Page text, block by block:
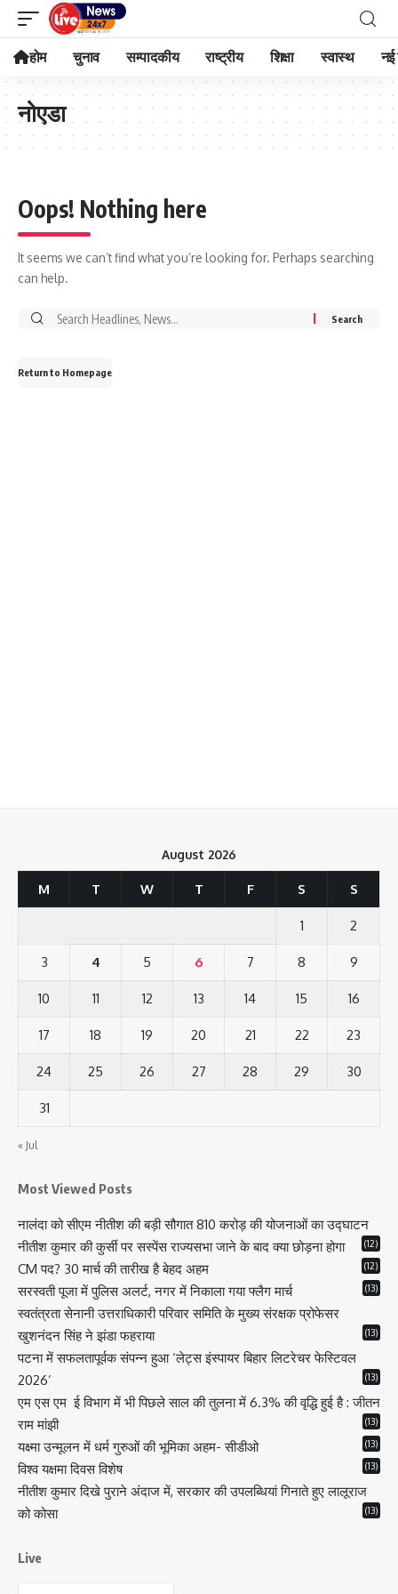
होम चुनाव सम्पादकीय राष्ट्रीय शिक्षा स्वास्थ नई
नोएडा
Oops! Nothing here
It seems we can’t find what you’re looking for. Perhaps searching
can help.
Search
Return to Homepage
August 2026
M T W T F S S
1 2
3 4 5 6 7 8 9
10 11 12 13 14 15 16
17 18 19 20 21 22 23
24 25 26 27 28 29 30
31
« Jul
Most Viewed Posts
नालंदा को सीएम नीतीश की बड़ी सौगात 810 करोड़ की योजनाओं का उद्घाटन
(12)
नीतीश कुमार की कुर्सी पर सस्पेंस राज्यसभा जाने के बाद क्या छोड़ना होगा
CM पद? 30 मार्च की तारीख है बेहद अहम
(12)
सरस्वती पूजा में पुलिस अलर्ट, नगर में निकाला गया फ्लैग मार्च (13)
स्वतंत्रता सेनानी उत्तराधिकारी परिवार समिति के मुख्य संरक्षक प्रोफेसर
खुशनंदन सिंह ने झंडा फहराया
(13)
पटना में सफलतापूर्वक संपन्न हुआ ‘लेट्स इंस्पायर बिहार लिटरेचर फेस्टिवल
2026’
(13)
एम एस एम ई विभाग में भी पिछले साल की तुलना में 6.3% की वृद्धि हुई है : जीतन
राम मांझी
(13)
यक्ष्मा उन्मूलन में धर्म गुरुओं की भूमिका अहम- सीडीओ (13)
विश्व यक्षमा दिवस विशेष (13)
नीतीश कुमार दिखे पुराने अंदाज में, सरकार की उपलब्धियां गिनाते हुए लालूराज
को कोसा
(13)
Live